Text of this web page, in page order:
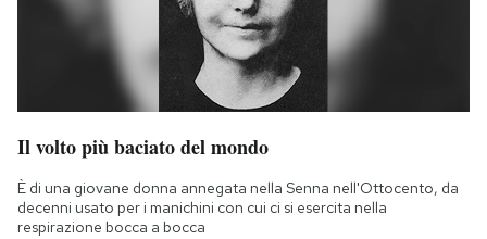
Il volto più baciato del mondo
È di una giovane donna annegata nella Senna nell'Ottocento, da
decenni usato per i manichini con cui ci si esercita nella
respirazione bocca a bocca